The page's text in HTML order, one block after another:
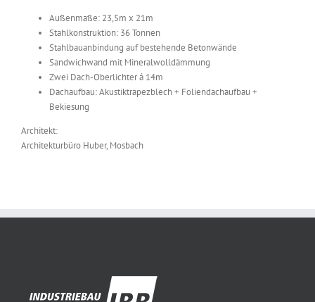
Außenmaße: 23,5m x 21m
Stahlkonstruktion: 36 Tonnen
Stahlbauanbindung auf bestehende Betonwände
Sandwichwand mit Mineralwolldämmung
Zwei Dach-Oberlichter á 14m
Dachaufbau: Akustiktrapezblech + Foliendachaufbau +
Bekiesung
Architekt:
Architekturbüro Huber, Mosbach